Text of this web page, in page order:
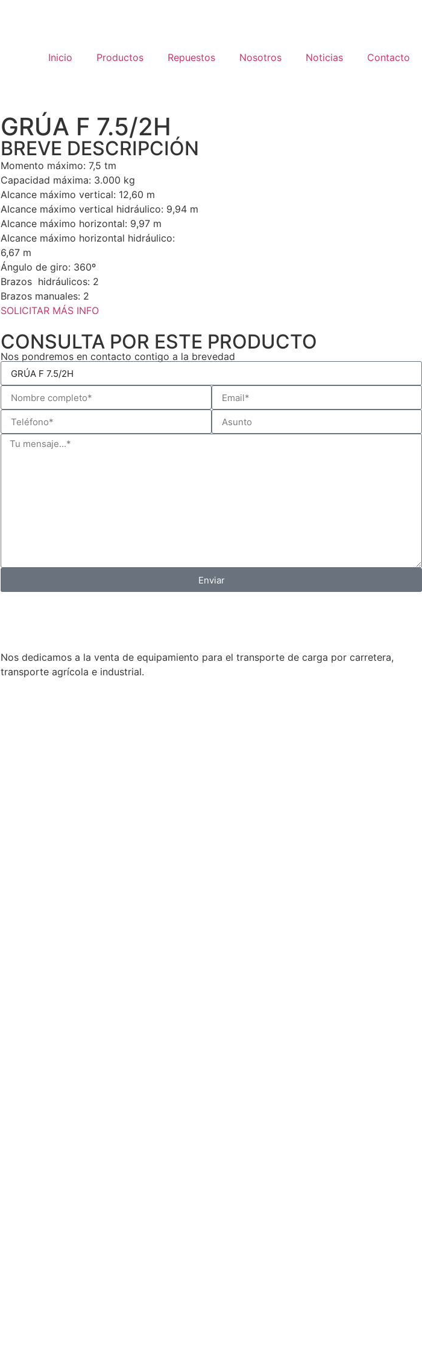
Inicio Productos Repuestos Nosotros Noticias Contacto
GRÚA F 7.5/2H
BREVE DESCRIPCIÓN
Momento máximo: 7,5 tm
Capacidad máxima: 3.000 kg
Alcance máximo vertical: 12,60 m
Alcance máximo vertical hidráulico: 9,94 m
Alcance máximo horizontal: 9,97 m
Alcance máximo horizontal hidráulico:
6,67 m
Ángulo de giro: 360º
Brazos hidráulicos: 2
Brazos manuales: 2
SOLICITAR MÁS INFO
CONSULTA POR ESTE PRODUCTO
Nos pondremos en contacto contigo a la brevedad
Enviar
Nos dedicamos a la venta de equipamiento para el transporte de carga por carretera,
transporte agrícola e industrial.